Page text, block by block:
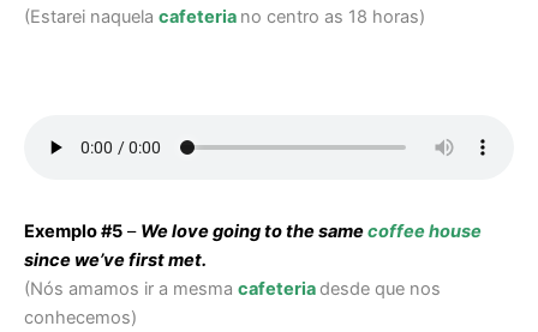
(Estarei naquela cafeteria no centro as 18 horas)
Exemplo #5 – We love going to the samecoffee house
since we’ve first met.
(Nós amamos ir a mesma cafeteriadesde que nos
conhecemos)